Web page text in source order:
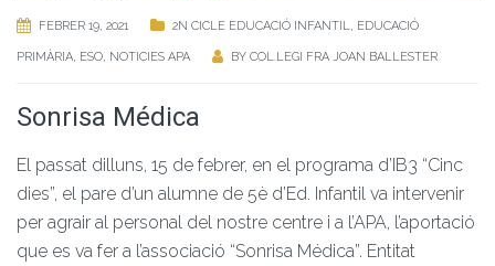
FEBRER 19, 2021 2N CICLE EDUCACIÓ INFANTIL, EDUCACIÓ
PRIMÀRIA, ESO, NOTICIES APA BY COL.LEGI FRA JOAN BALLESTER
Sonrisa Médica
El passat dilluns, 15 de febrer, en el programa d’IB3 “Cinc
dies”, el pare d’un alumne de 5è d’Ed. Infantil va intervenir
per agrair al personal del nostre centre i a l’APA, l’aportació
que es va fer a l’associació “Sonrisa Médica”. Entitat